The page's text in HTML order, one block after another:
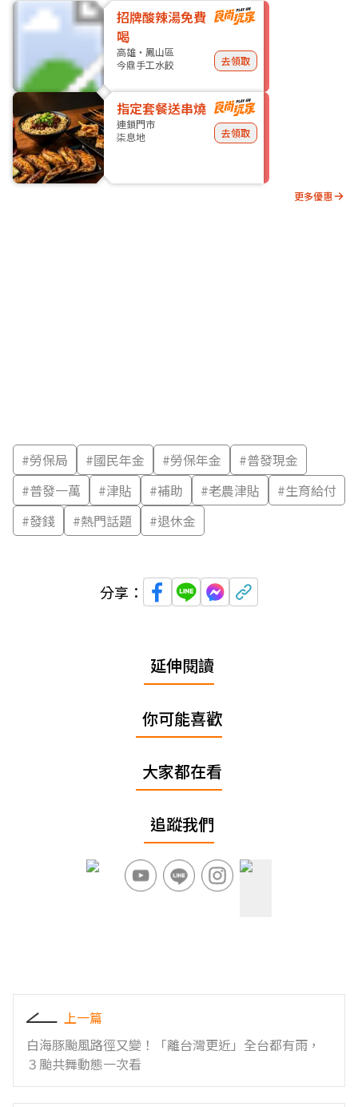
招牌酸辣湯免費
喝
高雄・鳳山區
今鼎手工水餃
去領取
指定套餐送串燒
連鎖門市
柒息地
去領取
更多優惠
#勞保局 #國民年金 #勞保年金 #普發現金
#普發一萬 #津貼 #補助 #老農津貼 #生育給付
#發錢 #熱門話題 #退休金
分享：
延伸閱讀
你可能喜歡
大家都在看
追蹤我們
上一篇
白海豚颱風路徑又變！「離台灣更近」全台都有雨，
３颱共舞動態一次看